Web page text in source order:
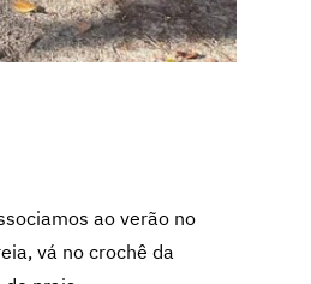
ao verão no
vá no crochê da